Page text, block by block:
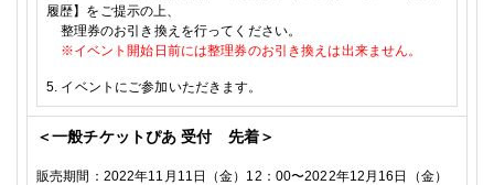
履歴】をご提示の上、
整理券のお引き換えを行ってください。
※イベント開始日前には整理券のお引き換えは出来ません。
5. イベントにご参加いただきます。
＜一般チケットぴあ 受付 先着＞
販売期間： 2022年11 月11日 （金） 12 ： 00〜2022年12 月16 日（金）